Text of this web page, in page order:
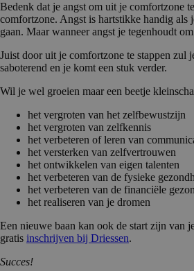
Bedenk dat je angst om uit je comfortzone
comfortzone. Angst is hartstikke handig als
gaan. Maar wanneer angst je tegenhoudt
Juist door uit je comfortzone te stappen zul
saboterend en je komt een stuk verder.
Wil je wel groeien maar een beetje
het vergroten van het zelfbewustzijn
het vergroten van zelfkennis
het verbeteren of leren van
het versterken van zelfvertrouwen
het ontwikkelen van eigen talenten
het verbeteren van de fysieke
het verbeteren van de financiële
het realiseren van je dromen
Een nieuwe baan kan ook de start zijn van
gratis inschrijven bij Driessen.
Succes!